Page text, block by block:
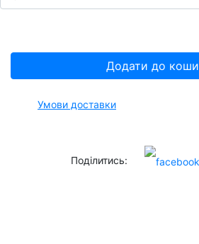
Додати до
Умови доставки
Поділитись: